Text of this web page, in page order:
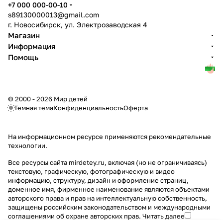
+7 000 000-00-10
s89130000013@gmail.com
г. Новосибирск, ул. Электрозаводская 4
Магазин
Информация
Помощь
© 2000 - 2026 Мир детей
Темная темаКонфиденциальностьОферта
На информационном ресурсе применяются рекомендательные
технологии.
Все ресурсы сайта mirdetey.ru, включая (но не ограничиваясь)
текстовую, графическую, фотографическую и видео
информацию, структуру, дизайн и оформление страниц,
доменное имя, фирменное наименование являются объектами
авторского права и прав на интеллектуальную собственность,
защищены российским законодательством и международными
соглашениями об охране авторских прав. Читать далее